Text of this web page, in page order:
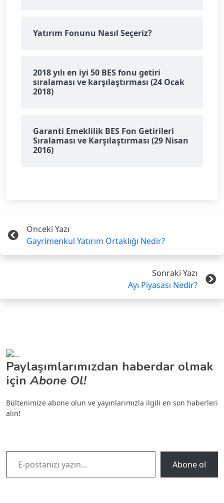
Yatırım Fonunu Nasıl Seçeriz?
2018 yılı en iyi 50 BES fonu getiri
sıralaması ve karşılaştırması (24 Ocak
2018)
Garanti Emeklilik BES Fon Getirileri
Sıralaması ve Karşılaştırması (29 Nisan
2016)
Önceki Yazı
Gayrimenkul Yatırım Ortaklığı Nedir?
Sonraki Yazı
Ayı Piyasası Nedir?
Paylaşımlarımızdan haberdar olmak
için Abone Ol!
Bültenimize abone olun ve yayınlarımızla ilgili en son haberleri
alın!
E-postanızı yazın…
Abone ol